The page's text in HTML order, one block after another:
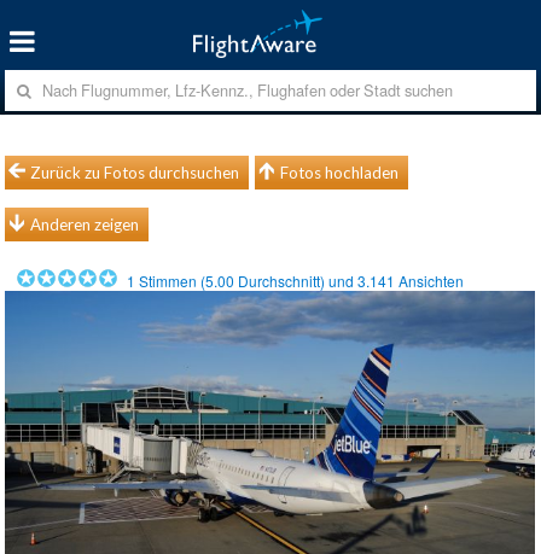
Zurück zu Fotos durchsuchen Fotos hochladen
Anderen zeigen
1 Stimmen (5.00 Durchschnitt) und3.141 Ansichten